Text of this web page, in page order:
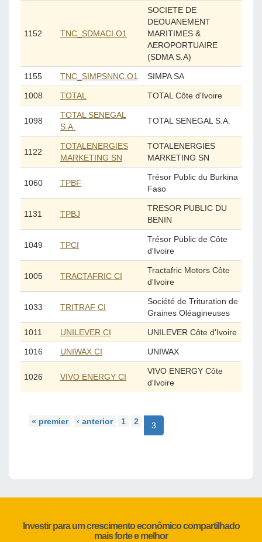
1152 TNC_SDMACI.O1
SOCIETE DE
DEOUANEMENT
MARITIMES &
AEROPORTUAIRE
(SDMA S.A)
1155 TNC_SIMPSNNC.O1 SIMPA SA
1008 TOTAL TOTAL Côte d'Ivoire
1098
TOTAL SENEGAL
S.A.
TOTAL SENEGAL S.A.
1122
TOTALENERGIES
MARKETING SN
TOTALENERGIES
MARKETING SN
1060 TPBF
Trésor Public du Burkina
Faso
1131 TPBJ
TRESOR PUBLIC DU
BENIN
1049 TPCI
Trésor Public de Côte
d'Ivoire
1005 TRACTAFRIC CI
Tractafric Motors Côte
d'Ivoire
1033 TRITRAF CI
Société de Trituration de
Graines Oléagineuses
1011 UNILEVER CI UNILEVER Côte d'Ivoire
1016 UNIWAX CI UNIWAX
1026 VIVO ENERGY CI
VIVO ENERGY Côte
d'Ivoire
« premier ‹ anterior 1 2 3
Investir para um crescimento econômico compartilhado
mais forte e melhor